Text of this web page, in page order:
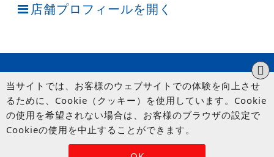
店舗プロフィールを開く
© UP GARAGE GROUP Co., Ltd.
当サイトでは、お客様のウェブサイトでの体験を向上させ
るために、Cookie（クッキー）を使用しています。Cookie
の使用を希望されない場合は、お客様のブラウザの設定で
Cookieの使用を中止することができます。